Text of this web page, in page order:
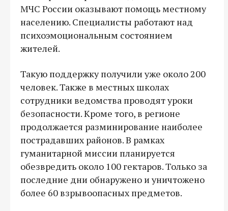
МЧС России оказывают помощь местному
населению. Специалисты работают над
психоэмоциональным состоянием
жителей.
Такую поддержку получили уже около 200
человек. Также в местных школах
сотрудники ведомства проводят уроки
безопасности. Кроме того, в регионе
продолжается разминирование наиболее
пострадавших районов. В рамках
гуманитарной миссии планируется
обезвредить около 100 гектаров. Только за
последние дни обнаружено и уничтожено
более 60 взрывоопасных предметов.